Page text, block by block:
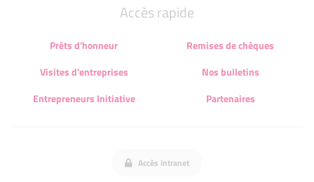
Accès rapide
Prêts d'honneur
Remises de chèques
Visites d'entreprises
Nos bulletins
Entrepreneurs Initiative
Partenaires
Accès intranet